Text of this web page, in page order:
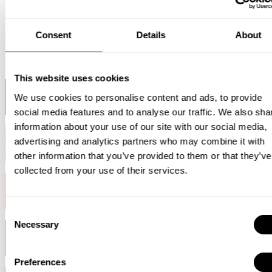
Consent Details About
This website uses cookies
We use cookies to personalise content and ads, to provide
social media features and to analyse our traffic. We also
information about your use of our site with our social media,
advertising and analytics partners who may combine it with
other information that you’ve provided to them or that they’ve
collected from your use of their services.
Consent
Selection
Necessary
Preferences
Blanc
RAL 9010
Noir
RAL 9011
Beige
NCS S 3005-Y20R
NCS S 1080-Y70R
Marron foncé